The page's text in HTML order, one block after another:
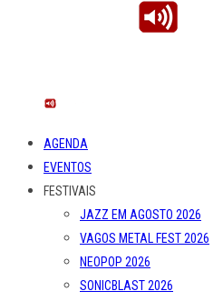
AGENDA
EVENTOS
FESTIVAIS
JAZZ EM AGOSTO 2026
VAGOS METAL FEST 2026
NEOPOP 2026
SONICBLAST 2026